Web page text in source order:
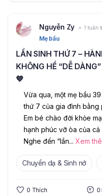
Nguyễn Zy 1 tuần
Mẹ bầu
LẦN SINH THỨ 7 –
KHÔNG HỀ “DỄ
💙
Vừa qua, một mẹ bầu
thứ 7 của gia đình bằng
Em bé chào đời khỏe
hạnh phúc vỡ òa của cả
Nghe đến “lần... Xem
Chuyển dạ & Sinh nở
0 Thích 0